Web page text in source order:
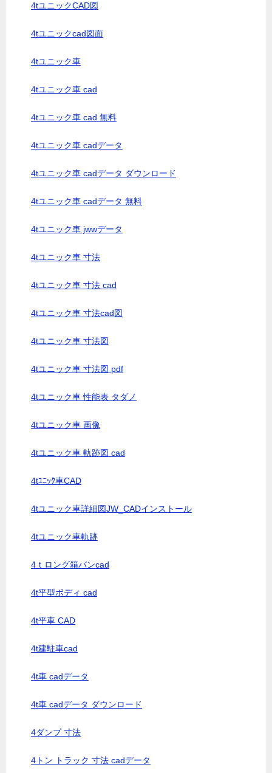
4tユニックCAD図
4tユニックcad図面
4tユニック車
4tユニック車 cad
4tユニック車 cad 無料
4tユニック車 cadデータ
4tユニック車 cadデータ ダウンロード
4tユニック車 cadデータ 無料
4tユニック車 jwwデータ
4tユニック車 寸法
4tユニック車 寸法 cad
4tユニック車 寸法cad図
4tユニック車 寸法図
4tユニック車 寸法図 pdf
4tユニック車 性能表 タダノ
4tユニック車 画像
4tユニック車 軌跡図 cad
4tﾕﾆｯｸ車CAD
4tユニック車詳細図JW_CADインストール
4tユニック車軌跡
4ｔロング箱バンcad
4t平型ボディ cad
4t平車 CAD
4t建駐車cad
4t車 cadデータ
4t車 cadデータ ダウンロード
4ダンプ 寸法
4トン トラック 寸法 cadデータ